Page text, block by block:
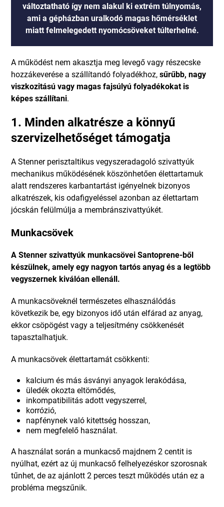
változtatható így nem alakul ki extrém túlnyomás,
ami a gépházban uralkodó magas hőmérséklet
miatt felmelegedett nyomócsöveket túlterhelné.
A működést nem akasztja meg levegő vagy részecske
hozzákeverése a szállítandó folyadékhoz,sűrűbb, nagy
viszkozitású vagy magas fajsúlyú folyadékokat is
képes szállítani.
1. Minden alkatrésze a könnyű
szervizelhetőséget támogatja
A Stenner perisztaltikus vegyszeradagoló szivattyúk
mechanikus működésének köszönhetően élettartamuk
alatt rendszeres karbantartást igényelnek bizonyos
alkatrészek, kis odafigyeléssel azonban az élettartam
jócskán felülmúlja a membránszivattyúkét.
Munkacsövek
A Stenner szivattyúk munkacsövei Santoprene-ből
készülnek, amely egy nagyon tartós anyag és a legtöbb
vegyszernek kiválóan ellenáll.
A munkacsöveknél természetes elhasználódás
következik be, egy bizonyos idő után elfárad az anyag,
ekkor csöpögést vagy a teljesítmény csökkenését
tapasztalhatjuk.
A munkacsövek élettartamát csökkenti:
kalcium és más ásványi anyagok lerakódása,
üledék okozta eltömődés,
inkompatibilitás adott vegyszerrel,
korrózió,
napfénynek való kitettség hosszan,
nem megfelelő használat.
A használat során a munkacső majdnem 2 centit is
nyúlhat, ezért az új munkacső felhelyezéskor szorosnak
tűnhet, de az ajánlott 2 perces teszt működés után ez a
probléma megszűnik.